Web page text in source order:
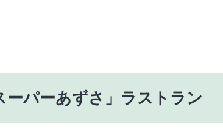
ーパーあずさ」ラストラン